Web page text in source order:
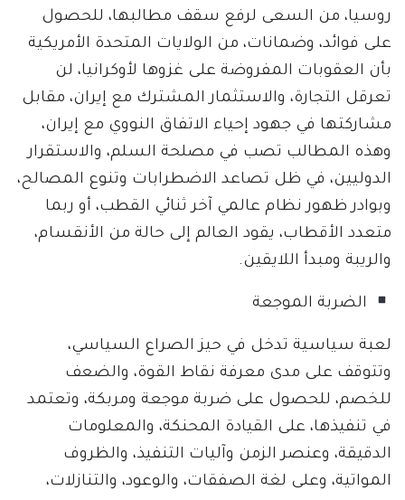
روسيا، من السعى لرفع سقف مطالبها، للحصول
على فوائد، وضمانات، من الولايات المتحدة الأمريكية
بأن العقوبات المفروضة على غزوها لأوكرانيا، لن
تعرقل التجارة، والاستثمار المشترك مع إيران، مقابل
مشاركتها في جهود إحياء الاتفاق النووي مع إيران،
وهذه المطالب تصب في مصلحة السلم، والاستقرار
الدوليين، في ظل تصاعد الاضطرابات وتنوع المصالح،
وبوادر ظهور نظام عالمي آخر ثنائي القطب، أو ربما
متعدد الأقطاب، يقود العالم إلى حالة من الأنقسام،
والريبة ومبدأ اللايقين.
الضربة الموجعة
لعبة سياسية تدخل في حيز الصراع السياسي،
وتتوقف على مدى معرفة نقاط القوة، والضعف
للخصم، للحصول على ضربة موجعة ومربكة، وتعتمد
في تنفيذها، على القيادة المحنكة، والمعلومات
الدقيقة، وعنصر الزمن وآليات التنفيذ، والظروف
المواتية، وعلى لغة الصفقات، والوعود، والتنازلات،